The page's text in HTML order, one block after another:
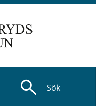
search Sök